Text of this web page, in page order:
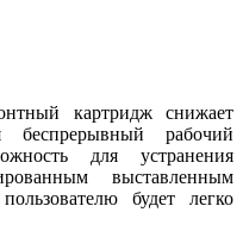
картридж снижает
беспрерывный рабочий
для устранения
выставленным
будет легко